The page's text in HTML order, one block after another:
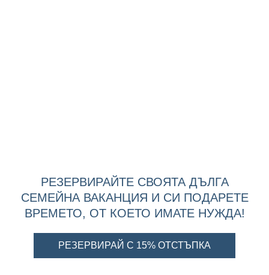
РЕЗЕРВИРАЙТЕ СВОЯТА ДЪЛГА
СЕМЕЙНА ВАКАНЦИЯ И СИ ПОДАРЕТЕ
ВРЕМЕТО, ОТ КОЕТО ИМАТЕ НУЖДА!
РЕЗЕРВИРАЙ С 15% ОТСТЪПКА